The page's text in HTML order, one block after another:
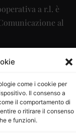
come i cookie per
Il consenso a
il comportamento di
o ritirare il consenso
e funzioni.
a r.l. è
al